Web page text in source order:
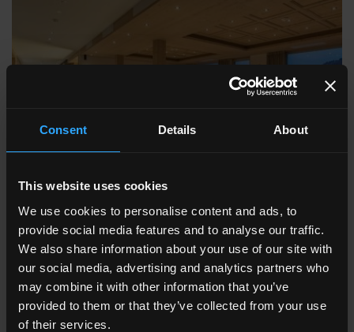
Consent Details About
This website uses cookies
We use cookies to personalise content and ads, to
provide social media features and to analyse our traffic.
We also share information about your use of our site with
our social media, advertising and analytics partners who
may combine it with other information that you’ve
provided to them or that they’ve collected from your use
of their services.
Hotel Togglerhof, Bressanone,
Italia